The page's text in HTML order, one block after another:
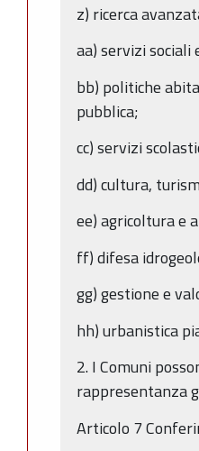
z) ricerca
aa) servizi
bb) politiche
pubblica;
cc) servizi
dd) cultura,
ee) agricoltura e
ff) difesa
gg) gestione e
hh) urbanistica
2. I Comuni
rappresentanza
Articolo 7